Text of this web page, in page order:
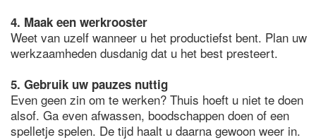
4. Maak een werkrooster
Weet van uzelf wanneer u het productiefst bent. Plan uw
werkzaamheden dusdanig dat u het best presteert.
5. Gebruik uw pauzes nuttig
Even geen zin om te werken? Thuis hoeft u niet te doen
alsof. Ga even afwassen, boodschappen doen of een
spelletje spelen. De tijd haalt u daarna gewoon weer in.